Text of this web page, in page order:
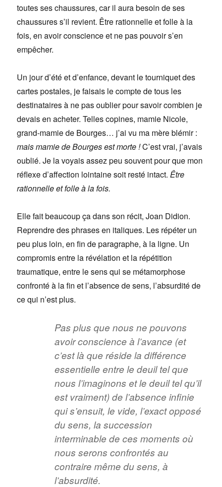
toutes ses chaussures, car il aura besoin de ses
chaussures s’il revient. Être rationnelle et folle à la
fois, en avoir conscience et ne pas pouvoir s’en
empêcher.
Un jour d’été et d’enfance, devant le tourniquet des
cartes postales, je faisais le compte de tous les
destinataires à ne pas oublier pour savoir combien je
devais en acheter. Telles copines, mamie Nicole,
grand-mamie de Bourges… j’ai vu ma mère blémir :
mais mamie de Bourges est morte !C’est vrai, j’avais
oublié. Je la voyais assez peu souvent pour que mon
réflexe d’affection lointaine soit resté intact. Être
rationnelle et folle à la fois.
Elle fait beaucoup ça dans son récit, Joan Didion.
Reprendre des phrases en italiques. Les répéter un
peu plus loin, en fin de paragraphe, à la ligne. Un
compromis entre la révélation et la répétition
traumatique, entre le sens qui se métamorphose
confronté à la fin et l’absence de sens, l’absurdité de
ce qui n’est plus.
Pas plus que nous ne pouvons
avoir conscience à l’avance (et
c’est là que réside la différence
essentielle entre le deuil tel que
nous l’imaginons et le deuil tel qu’il
est vraiment) de l’absence infinie
qui s’ensuit, le vide, l’exact opposé
du sens, la succession
interminable de ces moments où
nous serons confrontés au
contraire même du sens, à
l’absurdité.